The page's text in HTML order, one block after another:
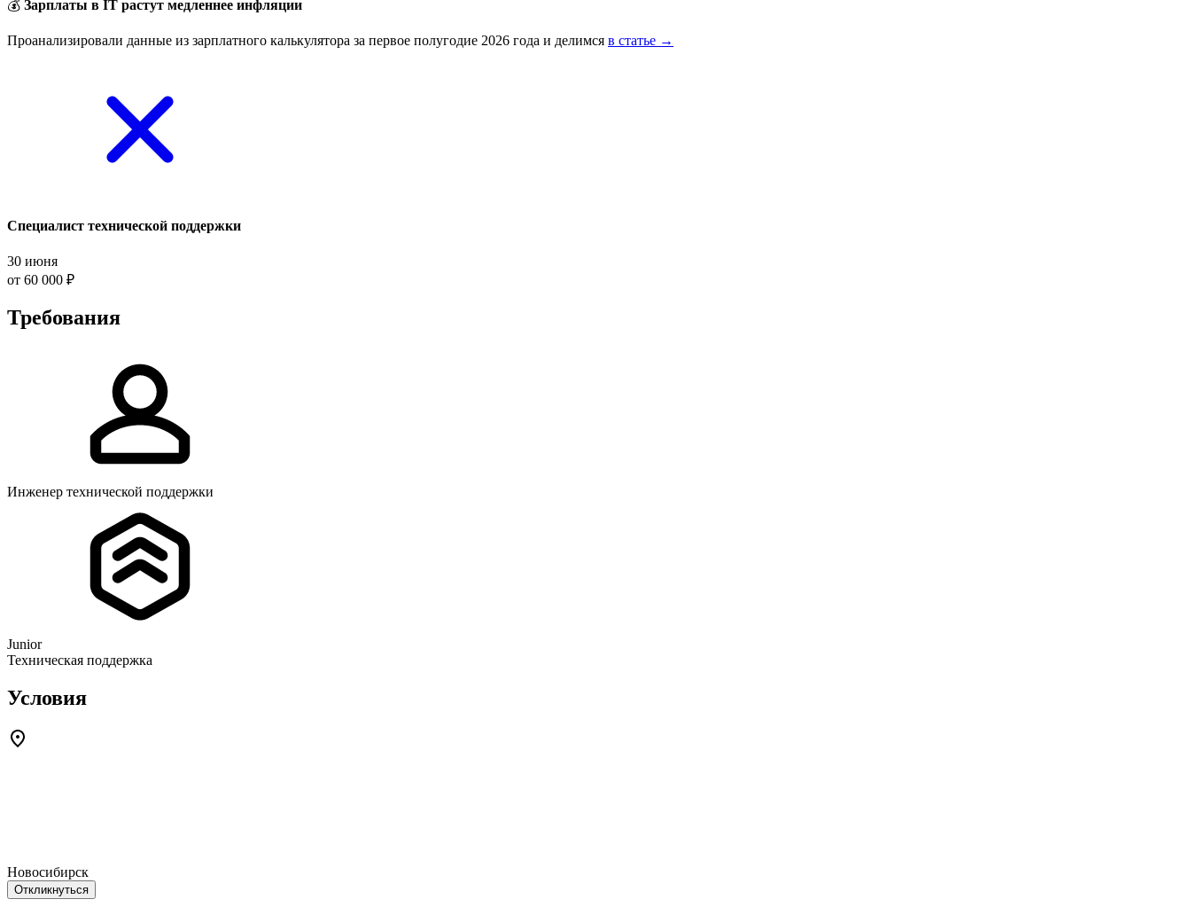
💰 Зарплаты в IT растут медленнее инфляции
Проанализировали данные из зарплатного калькулятора за первое полугодие 2026 года и делимся в статье →
Специалист технической поддержки
30 июня
от 60 000 ₽
Требования
Инженер технической поддержки
Junior
Техническая поддержка
Условия
Новосибирск
Откликнуться